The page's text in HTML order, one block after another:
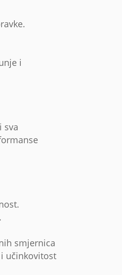
i
sva
smjernica
učinkovitost